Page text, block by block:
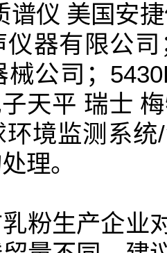
谱仪 美国安
器有限公
公司；
天平 瑞士
境监测系
理。
粉生产企业